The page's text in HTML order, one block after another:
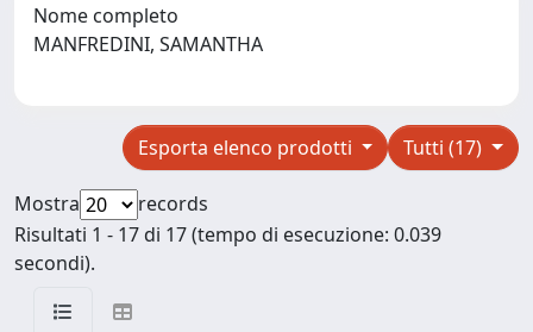
Nome completo
MANFREDINI, SAMANTHA
Tutti (17)
Esporta elenco prodotti
Mostra
records
Risultati 1 - 17 di 17 (tempo di esecuzione: 0.039
secondi).